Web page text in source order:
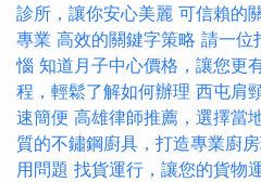
診所，讓你安心美麗 可信賴的
專業 高效的關鍵字策略 請一位
惱 知道月子中心價格，讓您更
程，輕鬆了解如何辦理 西屯肩
速簡便 高雄律師推薦，選擇當
質的不鏽鋼廚具，打造專業廚
用問題 找貨運行，讓您的貨物